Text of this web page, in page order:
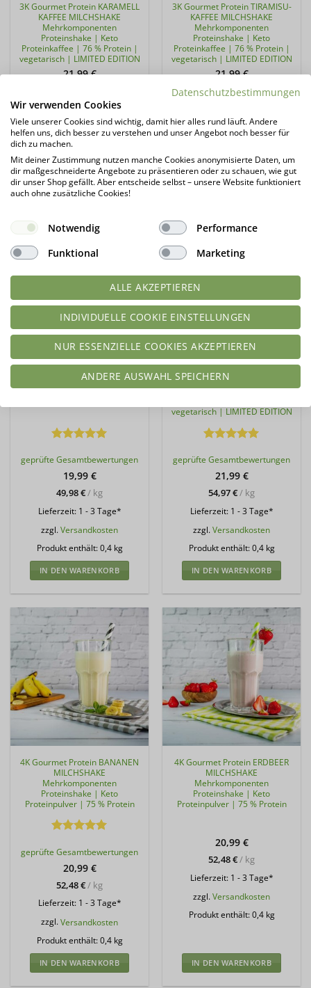
3K Gourmet Protein KARAMELL
KAFFEE MILCHSHAKE
Mehrkomponenten
Proteinshake | Keto
Proteinkaffee | 76 % Protein |
vegetarisch | LIMITED EDITION
21,99€
Lieferzeit:1 - 3 Tage*
zzgl.Versandkosten
Produkt enthält: 0,4
IN DEN WARENKORB
3K Gourmet Protein TIRAMISU-
KAFFEE MILCHSHAKE
Mehrkomponenten
Proteinshake | Keto
Proteinkaffee | 76 % Protein |
vegetarisch | LIMITED EDITION
21,99€
54,97€/kg
zzgl.Versandkosten
IN DEN WARENKORB
4K Gourmet Protein TOFFEE-
Mehrkomponenten
Proteinshake | Keto
mit5von
geprüfte Gesamtbewertungen
19,99 €
49,98€/ kg
Lieferzeit: 1 - 3 Tage*
zzgl.Versandkosten
Produkt enthält: 0,4 kg
IN DEN WARENKORB
3K Gourmet Protein BLAUBEER
Mehrkomponenten
Proteinshake | Keto
vegetarisch | LIMITED EDITION
mit5von
geprüfte Gesamtbewertungen
21,99 €
54,97€/ kg
Lieferzeit: 1 - 3 Tage*
zzgl.Versandkosten
Produkt enthält: 0,4 kg
IN DEN WARENKORB
4K Gourmet Protein BANANEN
MILCHSHAKE
Mehrkomponenten
Proteinshake | Keto
Proteinpulver | 75 % Protein
mit5von
geprüfte Gesamtbewertungen
20,99 €
52,48€/ kg
Lieferzeit: 1 - 3 Tage*
zzgl.Versandkosten
Produkt enthält: 0,4 kg
IN DEN WARENKORB
4K Gourmet Protein ERDBEER
MILCHSHAKE
Mehrkomponenten
Proteinshake | Keto
Proteinpulver | 75 % Protein
20,99 €
52,48€/ kg
Lieferzeit: 1 - 3 Tage*
zzgl.Versandkosten
Produkt enthält: 0,4 kg
IN DEN WARENKORB
Datenschutzbestimmungen
Wir verwenden Cookies
Viele unserer Cookies sind wichtig, damit hier alles rund läuft. Andere
helfen uns, dich besser zu verstehen und unser Angebot noch besser für
dich zu machen.
Mit deiner Zustimmung nutzen manche Cookies anonymisierte Daten, um
dir maßgeschneiderte Angebote zu präsentieren oder zu schauen, wie gut
dir unser Shop gefällt. Aber entscheide selbst – unsere Website funktioniert
auch ohne zusätzliche Cookies!
Notwendig
Performance
Funktional
Marketing
ALLE AKZEPTIEREN
INDIVIDUELLE COOKIE EINSTELLUNGEN
NUR ESSENZIELLE COOKIES AKZEPTIEREN
ANDERE AUSWAHL SPEICHERN